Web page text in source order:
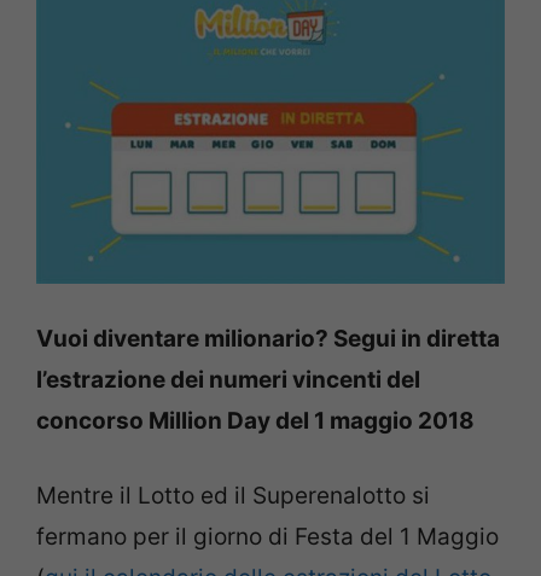
Vuoi diventare milionario? Segui in diretta
l’estrazione dei numeri vincenti del
concorso Million Day del 1 maggio 2018
Mentre il Lotto ed il Superenalotto si
fermano per il giorno di Festa del 1 Maggio